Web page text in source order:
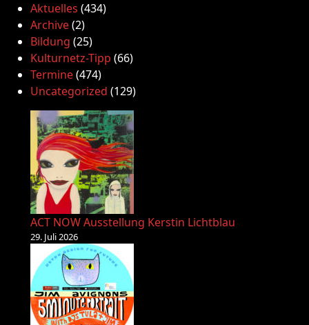
Aktuelles (434)
Archive(2)
Bildung (25)
Kulturnetz-Tipp (66)
Termine(474)
Uncategorized (129)
ACT NOW Ausstellung Kerstin Lichtblau
29. Juli 2026